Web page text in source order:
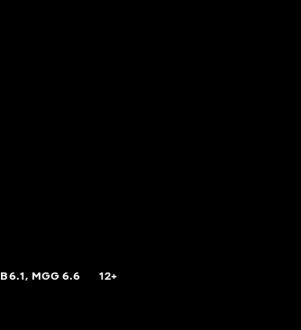
6.1, MGG6.6 12+